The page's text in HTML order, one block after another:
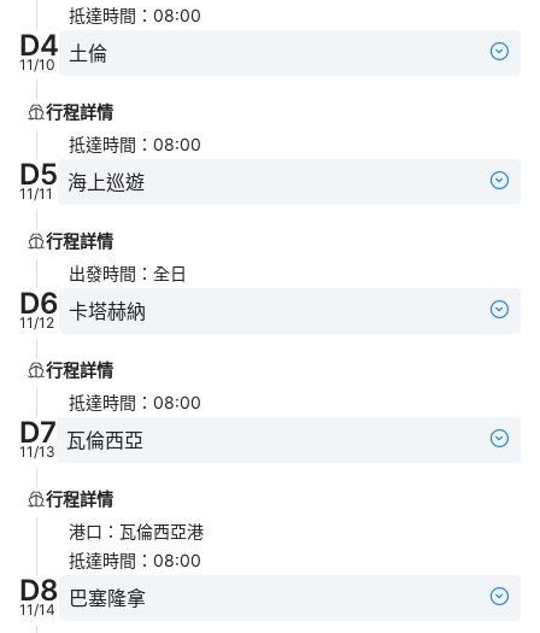
抵達時間 ： 08:00
D4
11/10 土倫
行程詳情
抵達時間 ： 08:00
D5
11/11 海上巡遊
行程詳情
出發時間 ： 全日
D6
11/12 卡塔赫納
行程詳情
抵達時間 ： 08:00
D7
11/13 瓦倫西亞
行程詳情
港口 ： 瓦倫西亞港
抵達時間 ： 08:00
D8
11/14 巴塞隆拿